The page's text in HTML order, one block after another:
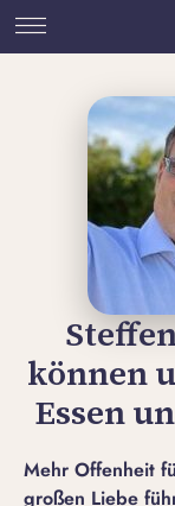
können
Essen
Mehr Offenheit
großen Liebe